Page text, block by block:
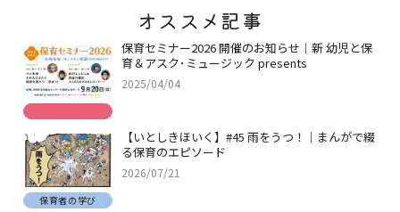
オススメ記事
保育セミナー2026 開催のお知らせ｜新 幼児と保
育＆アスク･ミュージック presents
2025/04/04
【いとしきほいく】#45 雨をうつ！｜まんがで綴
る保育のエピソード
2026/07/21
保育者の学び